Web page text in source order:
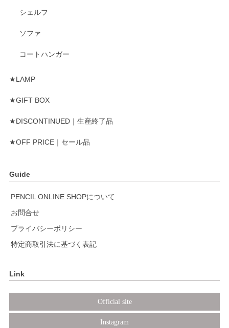
シェルフ
ソファ
コートハンガー
★LAMP
★GIFT BOX
★DISCONTINUED｜生産終了品
★OFF PRICE｜セール品
Guide
PENCIL ONLINE SHOPについて
お問合せ
プライバシーポリシー
特定商取引法に基づく表記
Link
Official site
Instagram